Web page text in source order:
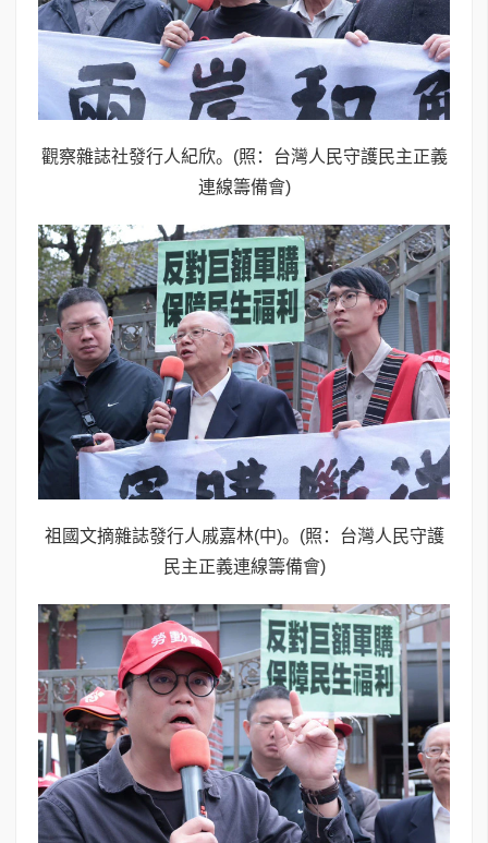
觀察雜誌社發行人紀欣。(照：台灣人民守護民主正義
連線籌備會)
祖國文摘雜誌發行人戚嘉林(中)。(照：台灣人民守護
民主正義連線籌備會)